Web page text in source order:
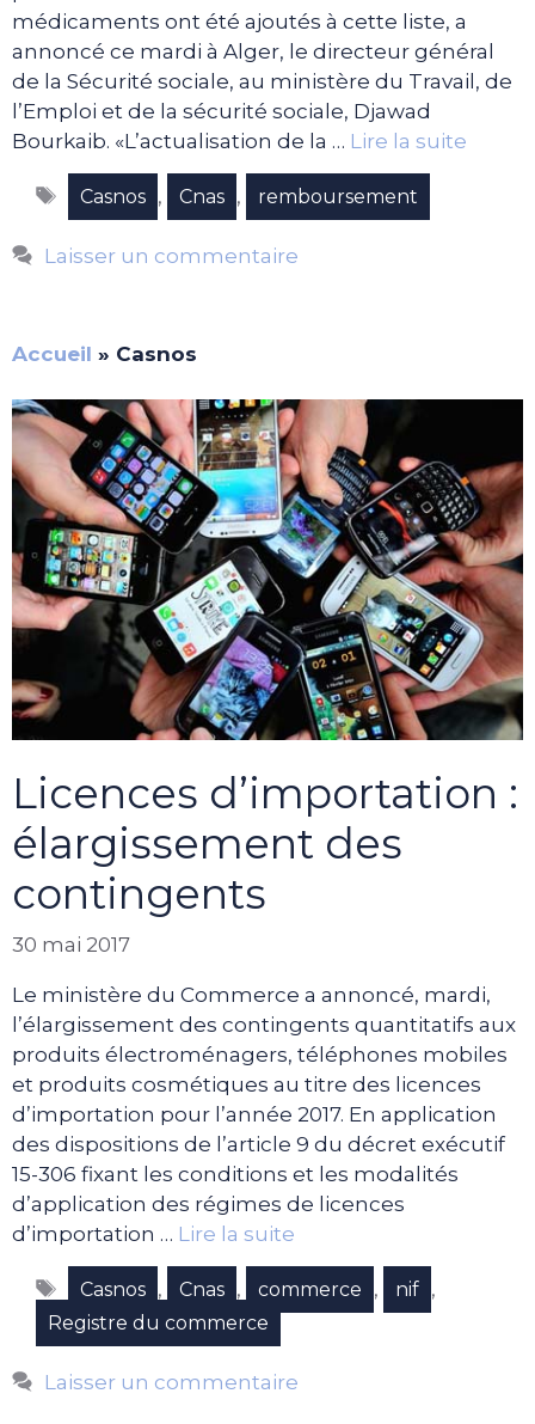
médicaments ont été ajoutés à cette liste, a
annoncé ce mardi à Alger, le directeur général
de la Sécurité sociale, au ministère du Travail, de
l’Emploi et de la sécurité sociale, Djawad
Bourkaib. «L’actualisation de la … Lire la suite
Étiquettes
Casnos , Cnas , remboursement
Laisser un commentaire
Accueil » Casnos
Licences d’importation :
élargissement des
contingents
30 mai 2017
Le ministère du Commerce a annoncé, mardi,
l’élargissement des contingents quantitatifs aux
produits électroménagers, téléphones mobiles
et produits cosmétiques au titre des licences
d’importation pour l’année 2017. En application
des dispositions de l’article 9 du décret exécutif
15-306 fixant les conditions et les modalités
d’application des régimes de licences
d’importation … Lire la suite
Étiquettes
Casnos , Cnas , commerce , nif ,
Registre du commerce
Laisser un commentaire